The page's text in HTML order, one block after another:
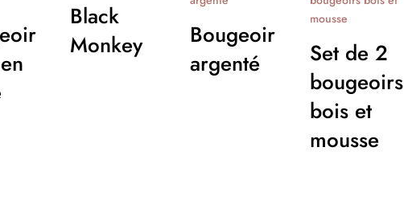
Black
Monkey
Bougeoir
argenté
Set de 2
bougeoirs
bois et
mousse